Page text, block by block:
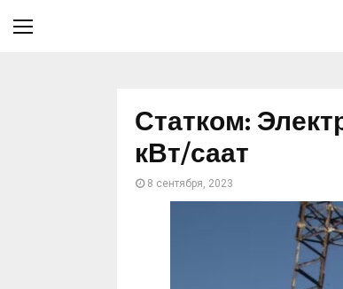
Статком:
кВт/саат
8 сентября, 2023